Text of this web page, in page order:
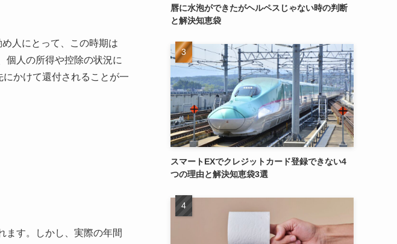
人にとって、この時期は
個人の所得や控除の状況に
かけて還付されることが一
ます。しかし、実際の年間
唇に水泡ができたがヘルペスじゃない時の判断
と解決知恵袋
スマートEXでクレジットカード登録できない4
つの理由と解決知恵袋3選